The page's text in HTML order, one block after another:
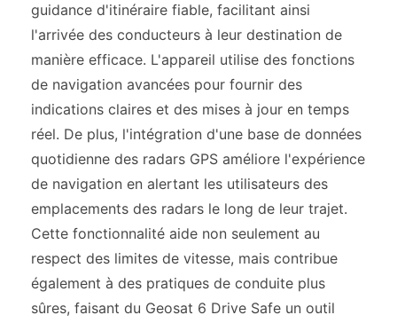
guidance d'itinéraire fiable, facilitant ainsi
l'arrivée des conducteurs à leur destination de
manière efficace. L'appareil utilise des fonctions
de navigation avancées pour fournir des
indications claires et des mises à jour en temps
réel. De plus, l'intégration d'une base de données
quotidienne des radars GPS améliore l'expérience
de navigation en alertant les utilisateurs des
emplacements des radars le long de leur trajet.
Cette fonctionnalité aide non seulement au
respect des limites de vitesse, mais contribue
également à des pratiques de conduite plus
sûres, faisant du Geosat 6 Drive Safe un outil